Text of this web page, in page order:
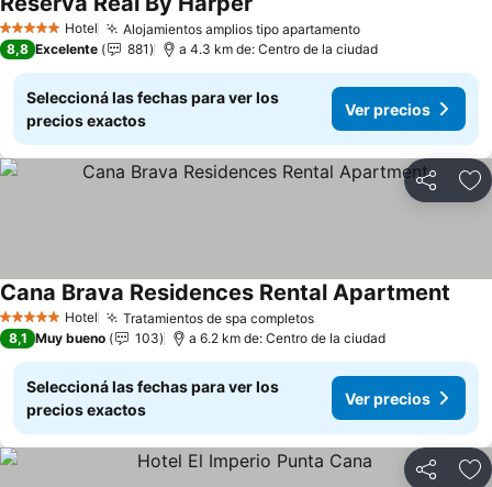
5 Estrellas Hotel Alojamientos amplios tipo apartamentoVer precios
8,8 Excelente 881 a 4.3 km de: Centro de la ciudad
Seleccioná las fechas para ver los
precios exactos
Ver precios
Compartir
5 Estrellas Hotel Tratamientos de spa completosVer precios
Cana Brava Residences Rental Apartment
8,1 Muy bueno 103 a 6.2 km de: Centro de la ciudad
Seleccioná las fechas para ver los
precios exactos
Ver precios
Compartir